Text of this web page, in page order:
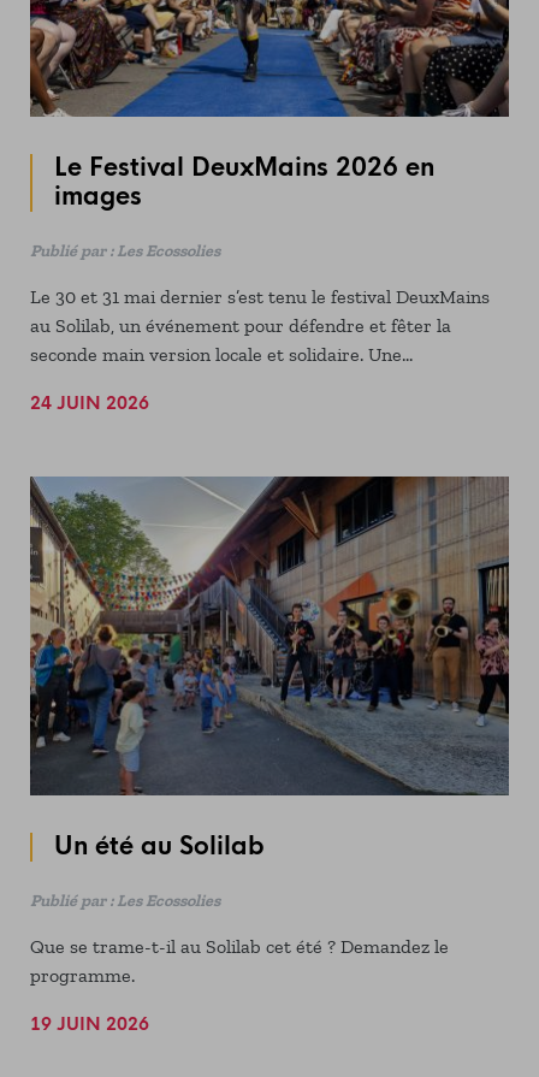
Le Festival DeuxMains 2026 en
images
Publié par : Les Ecossolies
Le 30 et 31 mai dernier s’est tenu le festival DeuxMains
au Solilab, un événement pour défendre et fêter la
seconde main version locale et solidaire. Une
enchères solidaires et déjantées, un défilé de mode 100%
bon moment. Le public était au rendez-vous : 4500
personnes ont défié la chaleur, épaulées par notre
brigade "Pschiit Pschiit" et les nombreux espaces à
l'ombre.
24 JUIN 2026
Un été au Solilab
Publié par : Les Ecossolies
Que se trame-t-il au Solilab cet été ? Demandez le
programme.
19 JUIN 2026